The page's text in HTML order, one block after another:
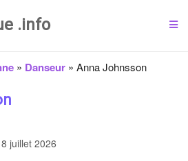
.info
» Danseur » Anna Johnsson
juillet 2026